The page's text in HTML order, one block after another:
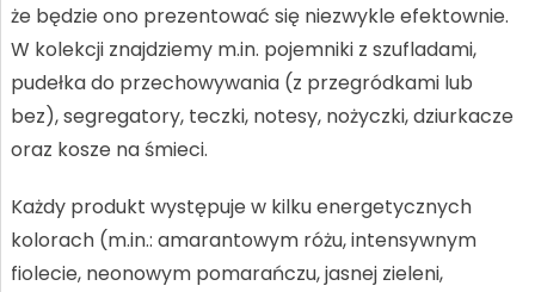
że będzie ono prezentować się niezwykle efektownie.
W kolekcji znajdziemy m.in. pojemniki z szufladami,
pudełka do przechowywania (z przegródkami lub
bez), segregatory, teczki, notesy, nożyczki, dziurkacze
oraz kosze na śmieci.
Każdy produkt występuje w kilku energetycznych
kolorach (m.in.: amarantowym różu, intensywnym
fiolecie, neonowym pomarańczu, jasnej zieleni,